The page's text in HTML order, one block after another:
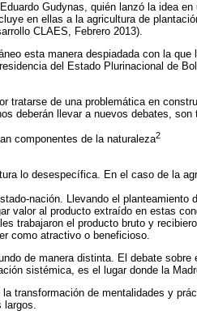
Gudynas, quién lanzó la idea
en ellas a la agricultura de
CLAES, Febrero 2013).
esta manera despiadada con la
del Estado Plurinacional de
de una problemática en
deberán llevar a nuevos debates, son
componentes de la naturaleza2
lo desespecífica. En el caso de la
nación. Llevando el
valor al producto extraído en estas
trabajaron el producto bruto y
como atractivo o beneficioso.
de manera distinta. El debate sobre
sistémica, es el lugar donde la
transformación de mentalidades y
largos.